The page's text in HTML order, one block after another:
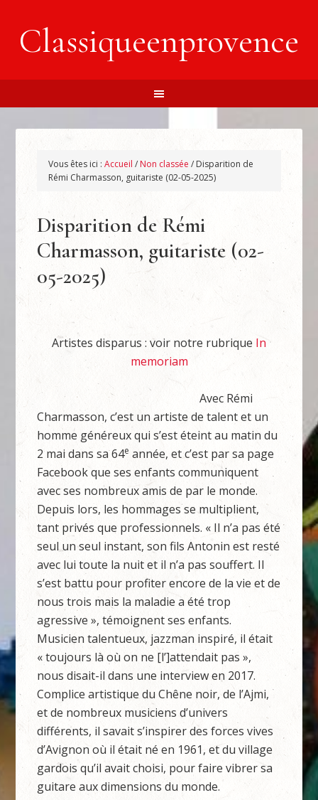
Classiqueenprovence
Vous êtes ici :Accueil / Non classée / Disparition de
Rémi Charmasson, guitariste (02-05-2025)
Disparition de Rémi
Charmasson, guitariste (02-
05-2025)
Artistes disparus : voir notre rubrique In
memoriam
Avec Rémi
Charmasson, c’est un artiste de talent et un
homme généreux qui s’est éteint au matin du
2 mai dans sa 64e année, et c’est par sa page
Facebook que ses enfants communiquent
avec ses nombreux amis de par le monde.
Depuis lors, les hommages se multiplient,
tant privés que professionnels. « Il n’a pas été
seul un seul instant, son fils Antonin est resté
avec lui toute la nuit et il n’a pas souffert. Il
s’est battu pour profiter encore de la vie et de
nous trois mais la maladie a été trop
agressive », témoignent ses enfants.
Musicien talentueux, jazzman inspiré, il était
« toujours là où on ne [l’]attendait pas »,
nous disait-il dans une interview en 2017.
Complice artistique du Chêne noir, de l’Ajmi,
et de nombreux musiciens d’univers
différents, il savait s’inspirer des forces vives
d’Avignon où il était né en 1961, et du village
gardois qu’il avait choisi, pour faire vibrer sa
guitare aux dimensions du monde.